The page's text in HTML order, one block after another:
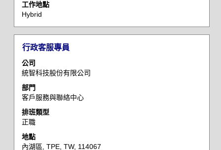
工作地點
Hybrid
訊
的
整
內
容。
標
題
行政客服專員
公司
統智科技股份有限公司
部門
客戶服務與聯絡中心
排班類型
正職
地點
內湖區, TPE, TW, 114067
選
取
空
列
以
檢
視
工
作